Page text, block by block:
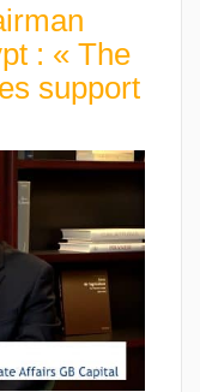
: « The
support